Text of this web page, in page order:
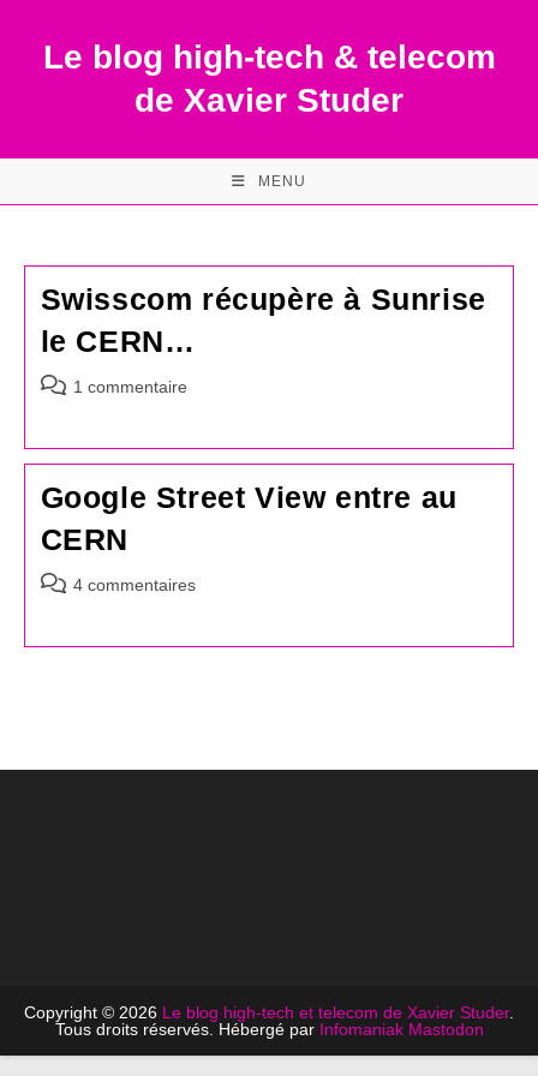
contentLe blog high-tech & telecom
de Xavier Studer
MENU
Swisscom récupère à Sunrise
le CERN…
Commentaires
publication :
1 commentaire
Google Street View entre au
CERN
Commentaires
4 commentaires
Copyright © 2026 Le blog high-tech et telecom de Xavier Studer.
Tous droits réservés. Hébergé par Infomaniak Mastodon